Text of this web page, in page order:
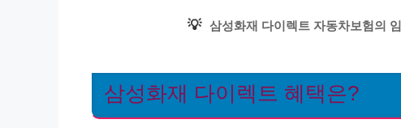
💡 삼성화재 다이렉트 자동차보험의
삼성화재 다이렉트 혜택은?